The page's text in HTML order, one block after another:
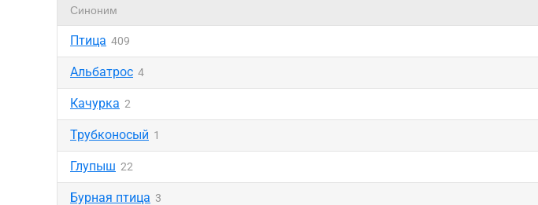
Синоним
Птица 409
Альбатрос 4
Качурка 2
Трубконосый 1
Глупыш 22
Бурная птица 3